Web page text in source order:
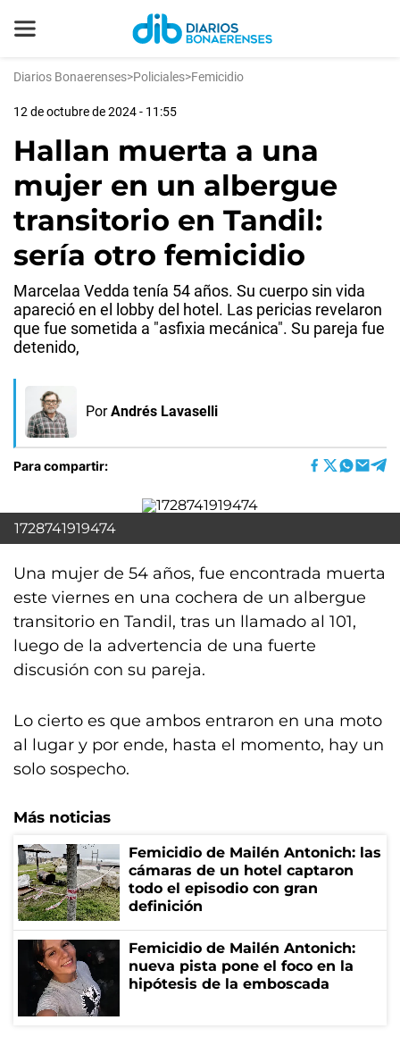
Diarios Bonaerenses>Policiales>Femicidio
12 de octubre de 2024 - 11:55
Hallan muerta a una
mujer en un albergue
transitorio en Tandil:
sería otro femicidio
Marcelaa Vedda tenía 54 años. Su cuerpo sin vida
apareció en el lobby del hotel. Las pericias revelaron
que fue sometida a "asfixia mecánica". Su pareja fue
detenido,
Por Andrés Lavaselli
Para compartir:
1728741919474
Una mujer de 54 años, fue encontrada muerta
este viernes en una cochera de un albergue
transitorio en Tandil, tras un llamado al 101,
luego de la advertencia de una fuerte
discusión con su pareja.
Lo cierto es que ambos entraron en una moto
al lugar y por ende, hasta el momento, hay un
solo sospecho.
Más noticias
Femicidio de Mailén Antonich: las
cámaras de un hotel captaron
todo el episodio con gran
definición
Femicidio de Mailén Antonich:
nueva pista pone el foco en la
hipótesis de la emboscada